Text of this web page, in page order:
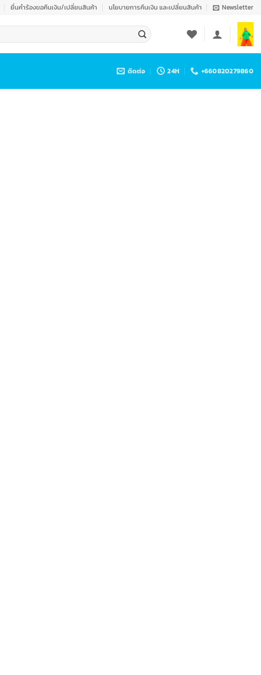
ยื่นคำร้องขอคืนเงิน/เปลี่ยนสินค้า นโยบายการคืนเงิน และเปลี่ยนสินค้า Newsletter
ติดต่อ 24H +660820279860